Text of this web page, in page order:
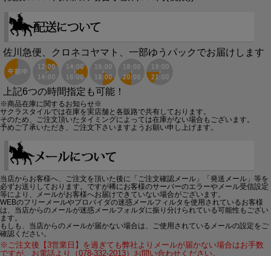
佐川急便、クロネコヤマト、一部ゆうパックでお届けします
上記6つの時間指定も可能！
※商品在庫に関するお知らせ※
サクラスタイルでは在庫を実店舗と各販路で共有しております。
そのため、ご注文頂いたタイミングによっては在庫がない場合もございます。
予めご了承いただき、ご注文下さいますようお願い申し上げます。
当店からお客様へ、ご注文を頂いた後に「ご注文確認メール」「発送メール」等を
必ずお送りしております。ですが稀にお客様のサーバーのエラーやメール受信設定
等により、メールがお客様へお届けできていない場合がございます。
WEBのフリーメールやプロバイダの迷惑メールフィルタを使用されているお客様
は、当店からのメールが迷惑メールフォルダに振り分けられている可能性もござい
ます。
もしも、当店からのメールが届かない場合は、ご使用されているメールの設定をご
確認ください。
※ご注文後【3営業日】を過ぎても弊社よりメールが届かない場合はお手数
ですが、お電話より（078-332-2013）お問い合わせください。